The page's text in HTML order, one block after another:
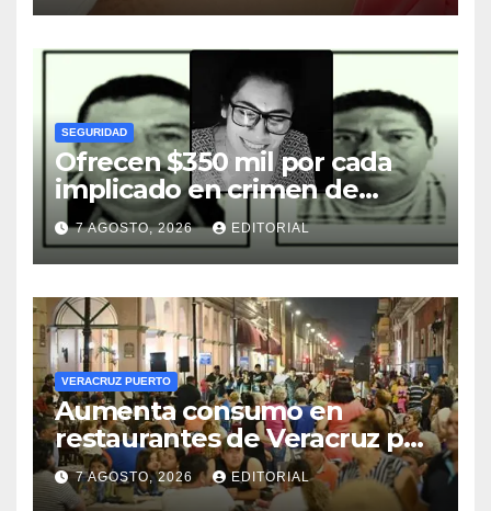
SEGURIDAD
Ofrecen $350 mil por cada
implicado en crimen de
Avisack Douglas
7 AGOSTO, 2026 EDITORIAL
VERACRUZ PUERTO
Aumenta consumo en
restaurantes de Veracruz por
turismo de verano; apagones
amenazan cadena de frío
7 AGOSTO, 2026 EDITORIAL